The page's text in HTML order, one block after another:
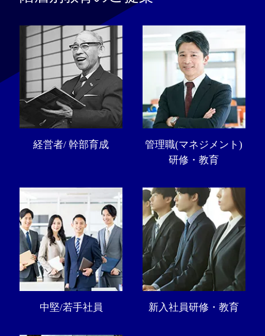
経営者/ 幹部育成
管理職(マネジメント)
研修・教育
中堅/若手社員 新入社員研修・教育